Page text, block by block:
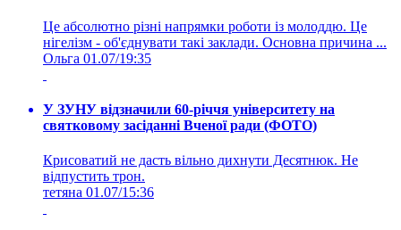
Це абсолютно різні напрямки роботи із молоддю. Це
нігелізм - об'єднувати такі заклади. Основна причина ...
Ольга 01.07/19:35
У ЗУНУ відзначили 60-річчя університету на
святковому засіданні Вченої ради (ФОТО)
Крисоватий не дасть вільно дихнути Десятнюк. Не
відпустить трон.
тетяна 01.07/15:36